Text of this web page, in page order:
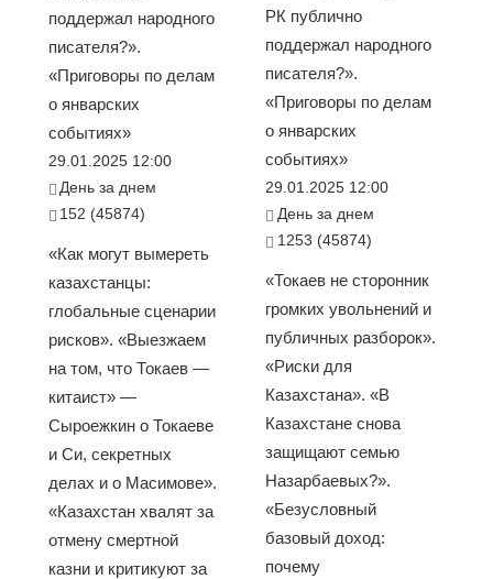
поддержал народного
писателя?».
«Приговоры по делам
о январских
событиях»
29.01.2025 12:00
День за днем
152 (45874)
«Как могут вымереть
казахстанцы:
глобальные сценарии
рисков». «Выезжаем
на том, что Токаев —
китаист» —
Сыроежкин о Токаеве
и Си, секретных
делах и о Масимове».
«Казахстан хвалят за
отмену смертной
казни и критикуют за
РК публично
поддержал народного
писателя?».
«Приговоры по делам
о январских
событиях»
29.01.2025 12:00
День за днем
1253 (45874)
«Токаев не сторонник
громких увольнений и
публичных разборок».
«Риски для
Казахстана». «В
Казахстане снова
защищают семью
Назарбаевых?».
«Безусловный
базовый доход:
почему